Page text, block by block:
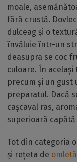
moale,
fără crustă.
dulceag și o
învăluie într-un
deasupra se coc
culoare. În
precum și un gust
preparatul. Dacă
cașcaval ras,
superioară
Tot din categoria
și rețeta de